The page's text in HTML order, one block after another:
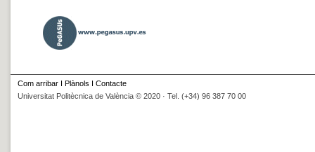
Com arribar I Plànols I Contacte
Universitat Politècnica de València © 2020 · Tel. (+34) 96 387 70 00